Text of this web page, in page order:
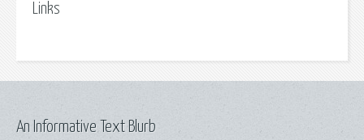
Links
An Informative Text Blurb